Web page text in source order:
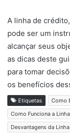
A linha de
pode ser um
alcançar seus
as dicas deste
para tomar
os benefícios
Etiquetas
Como
Como Funciona a
Desvantagens da